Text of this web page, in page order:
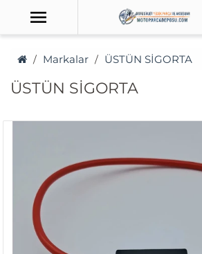
Markalar ÜSTÜN SİGORTA
ÜSTÜN SİGORTA